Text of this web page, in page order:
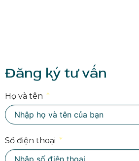
Đăng ký tư vấn
Họ và tên
Số điện thoại